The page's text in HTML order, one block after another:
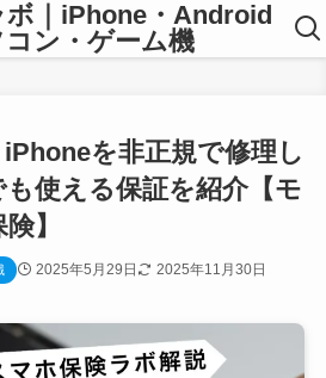
ボ｜iPhone・Android
ン・ゲーム機
iPhoneを非正規で修理し
も使える保証を紹介【モ
】
2025年5月29日 2025年11月30日